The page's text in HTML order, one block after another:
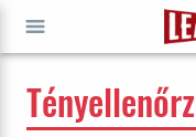
INDULJ